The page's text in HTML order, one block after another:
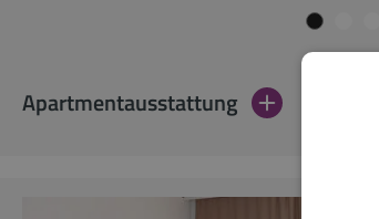
Apartmentausstattung